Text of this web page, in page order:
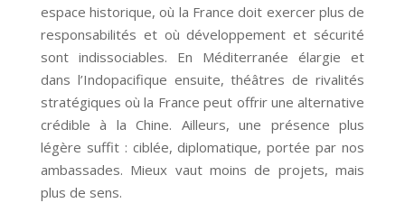
espace historique, où la France doit exercer plus de
responsabilités et où développement et sécurité
sont indissociables. En Méditerranée élargie et
dans l’Indopacifique ensuite, théâtres de rivalités
stratégiques où la France peut offrir une alternative
crédible à la Chine. Ailleurs, une présence plus
légère suffit : ciblée, diplomatique, portée par nos
ambassades. Mieux vaut moins de projets, mais
plus de sens.